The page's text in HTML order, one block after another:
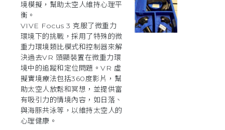
境模擬，幫助太空人維持心理平
衡。
VIVE Focus 3 克服了微重力
環境下的挑戰，採用了特殊的微
重力環境類比模式和控制器來解
決過去VR 頭顯裝置在微重力環
境中的追蹤和定位問題。VR 虛
擬實境療法包括360度影片，幫
助太空人放鬆和冥想，並提供富
有吸引力的情境內容，如日落、
與海豚共泳等，以維持太空人的
心理健康。